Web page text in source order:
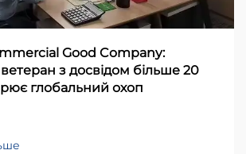
Good Company:
з досвідом більше 20
глобальний охоп